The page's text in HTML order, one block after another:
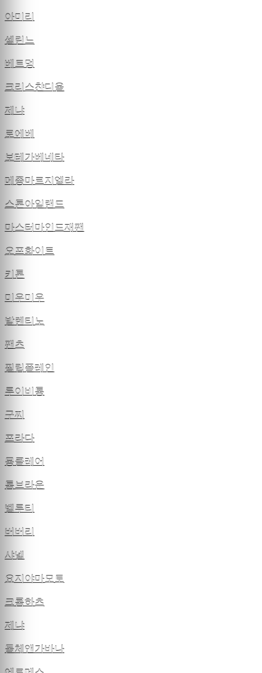
아미리
셀린느
베트멍
크리스챤디올
제냐
로에베
보테가베네타
메종마르지엘라
스톤아일랜드
마스터마인드재팬
오프화이트
키톤
미우미우
발렌티노
팬츠
필립플레인
루이비통
구찌
프라다
몽클레어
톰브라운
벨루티
버버리
샤넬
요지야마모토
크롬하츠
제냐
돌체앤가바나